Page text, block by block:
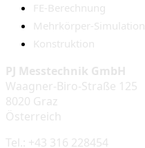
FE-Berechnung
Mehrkörper-Simulation
Konstruktion
PJ Messtechnik GmbH
Waagner-Biro-Straße 125
8020 Graz
Österreich
Tel.: +43 316 228454